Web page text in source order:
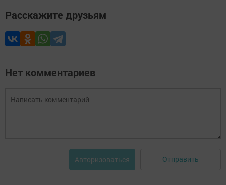
Расскажите друзьям
Нет комментариев
Авторизоваться Отправить